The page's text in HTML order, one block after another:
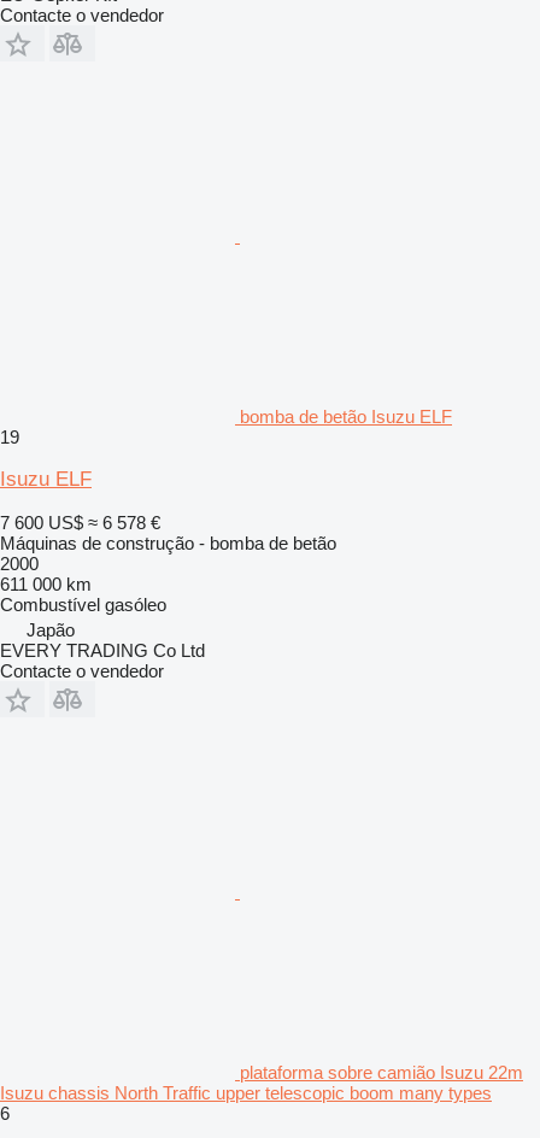
Contacte o vendedor
bomba de betão Isuzu ELF
19
Isuzu ELF
7 600 US$ ≈ 6 578 €
Máquinas de construção - bomba de betão
2000
611 000 km
Combustível gasóleo
Japão
EVERY TRADING Co Ltd
Contacte o vendedor
plataforma sobre camião Isuzu 22m
Isuzu chassis North Traffic upper telescopic boom many types
6